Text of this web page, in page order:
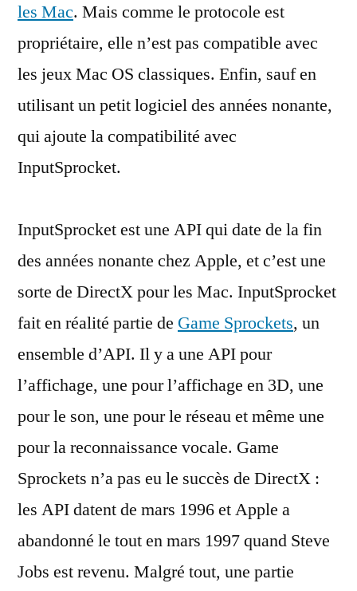
sur
Mac
les Mac. Mais comme le protocole est
propriétaire, elle n’est pas compatible avec
les jeux Mac OS classiques. Enfin, sauf en
utilisant un petit logiciel des années nonante,
qui ajoute la compatibilité avec
InputSprocket.
InputSprocket est une API qui date de la fin
des années nonante chez Apple, et c’est une
sorte de DirectX pour les Mac. InputSprocket
fait en réalité partie de Game Sprockets, un
ensemble d’API. Il y a une API pour
l’affichage, une pour l’affichage en 3D, une
pour le son, une pour le réseau et même une
pour la reconnaissance vocale. Game
Sprockets n’a pas eu le succès de DirectX :
les API datent de mars 1996 et Apple a
abandonné le tout en mars 1997 quand Steve
Jobs est revenu. Malgré tout, une partie